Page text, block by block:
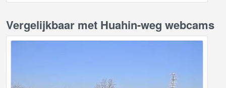
Vergelijkbaar met Huahin-weg webcams